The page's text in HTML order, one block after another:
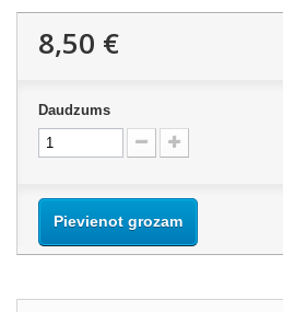
8,50 €
Daudzums
Pievienot grozam